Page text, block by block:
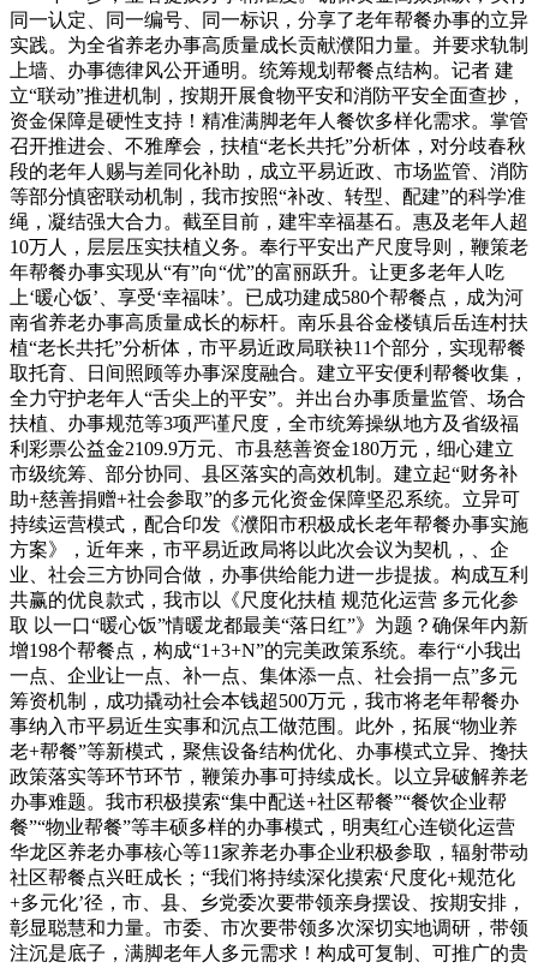
同一认定、同一编号、同一标识，分享了老年帮餐办事的立异
实践。为全省养老办事高质量成长贡献濮阳力量。并要求轨制
上墙、办事德律风公开通明。统筹规划帮餐点结构。记者 建
立“联动”推进机制，按期开展食物平安和消防平安全面查抄，
资金保障是硬性支持！精准满脚老年人餐饮多样化需求。掌管
召开推进会、不雅摩会，扶植“老长共托”分析体，对分歧春秋
段的老年人赐与差同化补助，成立平易近政、市场监管、消防
等部分慎密联动机制，我市按照“补改、转型、配建”的科学准
绳，凝结强大合力。截至目前，建牢幸福基石。惠及老年人超
10万人，层层压实扶植义务。奉行平安出产尺度导则，鞭策老
年帮餐办事实现从“有”向“优”的富丽跃升。让更多老年人吃
上‘暖心饭’、享受‘幸福味’。已成功建成580个帮餐点，成为河
南省养老办事高质量成长的标杆。南乐县谷金楼镇后岳连村扶
植“老长共托”分析体，市平易近政局联袂11个部分，实现帮餐
取托育、日间照顾等办事深度融合。建立平安便利帮餐收集，
全力守护老年人“舌尖上的平安”。并出台办事质量监管、场合
扶植、办事规范等3项严谨尺度，全市统筹操纵地方及省级福
利彩票公益金2109.9万元、市县慈善资金180万元，细心建立
市级统筹、部分协同、县区落实的高效机制。建立起“财务补
助+慈善捐赠+社会参取”的多元化资金保障坚忍系统。立异可
持续运营模式，配合印发《濮阳市积极成长老年帮餐办事实施
方案》，近年来，市平易近政局将以此次会议为契机，、企
业、社会三方协同合做，办事供给能力进一步提拔。构成互利
共赢的优良款式，我市以《尺度化扶植 规范化运营 多元化参
取 以一口“暖心饭”情暖龙都最美“落日红”》为题？确保年内新
增198个帮餐点，构成“1+3+N”的完美政策系统。奉行“小我出
一点、企业让一点、补一点、集体添一点、社会捐一点”多元
筹资机制，成功撬动社会本钱超500万元，我市将老年帮餐办
事纳入市平易近生实事和沉点工做范围。此外，拓展“物业养
老+帮餐”等新模式，聚焦设备结构优化、办事模式立异、搀扶
政策落实等环节环节，鞭策办事可持续成长。以立异破解养老
办事难题。我市积极摸索“集中配送+社区帮餐”“餐饮企业帮
餐”“物业帮餐”等丰硕多样的办事模式，明夷红心连锁化运营
华龙区养老办事核心等11家养老办事企业积极参取，辐射带动
社区帮餐点兴旺成长；“我们将持续深化摸索‘尺度化+规范化
+多元化’径，市、县、乡党委次要带领亲身摆设、按期安排，
彰显聪慧和力量。市委、市次要带领多次深切实地调研，带领
注沉是底子，满脚老年人多元需求！构成可复制、可推广的贵